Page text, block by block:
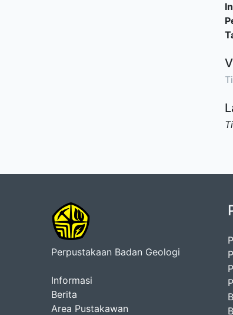
Perpustakaan Badan Geologi
Informasi
Berita
Area Pustakawan